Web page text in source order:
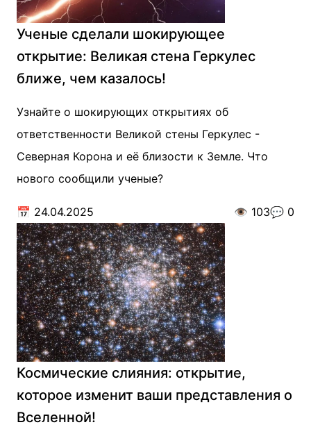
Ученые сделали шокирующее
открытие: Великая стена Геркулес
ближе, чем казалось!
Узнайте о шокирующих открытиях об
ответственности Великой стены Геркулес -
Северная Корона и её близости к Земле. Что
нового сообщили ученые?
📅 24.04.2025 👁️ 103💬 0
Космические слияния: открытие,
которое изменит ваши представления о
Вселенной!